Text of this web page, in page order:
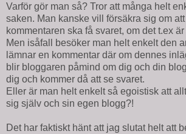
Varför gör man så? Tror att många helt
saken. Man kanske vill försäkra sig om
kommentaren ska få svaret, om det t.ex
Men isåfall besöker man helt enkelt den
lämnar en kommentar där om dennes
blir bloggaren påmind om dig och din
dig och kommer då att se svaret.
Eller är man helt enkelt så egoistisk att
sig själv och sin egen blogg?!
Det har faktiskt hänt att jag slutat helt att